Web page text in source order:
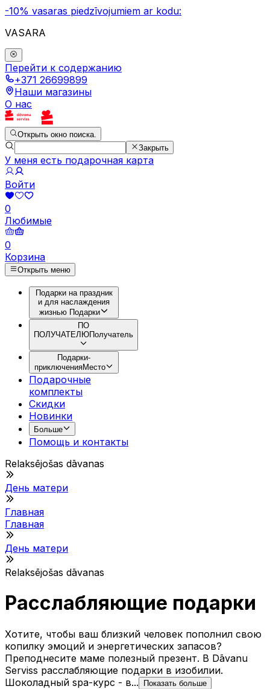
-10% vasaras piedzīvojumiem ar kodu:
VASARA
Перейти к содержанию
+371 26699899
Наши магазины
О нас
Открыть окно поиска.
Закрыть
У меня есть подарочная карта
Войти
0
Любимые
0
Корзина
Открыть меню
Подарки на праздник
и для наслаждения
жизнью Подарки
ПО
ПОЛУЧАТЕЛЮПолучатель
Подарки-
приключенияМесто
Подарочные
комплекты
Скидки
Новинки
Больше
Помощь и контакты
Relaksējošas dāvanas
День матери
Главная
Главная
День матери
Relaksējošas dāvanas
Расслабляющие подарки
Хотите, чтобы ваш близкий человек пополнил свою
копилку эмоций и энергетических запасов?
Преподнесите маме полезный презент. В Dāvanu
Serviss расслабляющие подарки в изобилии.
Шоколадный spa-курс - в...
Показать больше